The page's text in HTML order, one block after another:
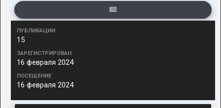
ПУБЛИКАЦИИ
15
ЗАРЕГИСТРИРОВАН
16 февраля 2024
ПОСЕЩЕНИЕ
16 февраля 2024